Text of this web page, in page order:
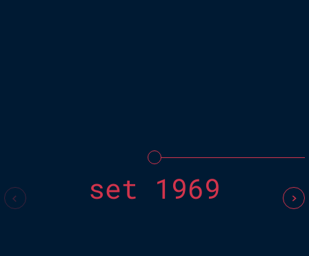
set 1969